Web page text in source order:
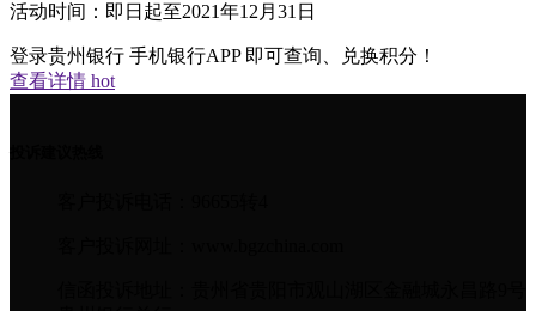
活动时间：即日起至2021年12月31日
登录贵州银行 手机银行APP 即可查询、兑换积分！
查看详情 hot